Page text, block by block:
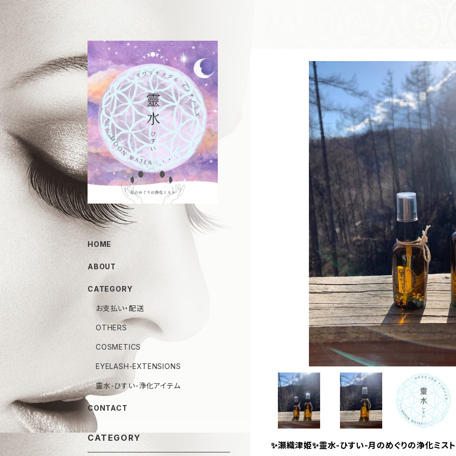
✨瀬織津姫✨靈水-ひすい-月のめぐりの浄化ミス
HOME
ABOUT
CATEGORY
お支払い・配送
OTHERS
COSMETICS
EYELASH-EXTENSIONS
靈水-ひすい-浄化アイテム
CONTACT
CATEGORY